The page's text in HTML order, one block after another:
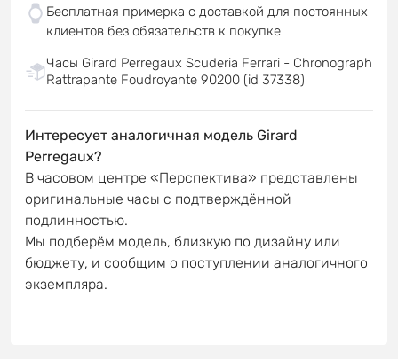
Бесплатная примерка с доставкой для постоянных
клиентов без обязательств к покупке
Часы Girard Perregaux Scuderia Ferrari - Chronograph
Rattrapante Foudroyante 90200 (id 37338)
Интересует аналогичная модель Girard
Perregaux?
В часовом центре «Перспектива» представлены
оригинальные часы с подтверждённой
подлинностью.
Мы подберём модель, близкую по дизайну или
бюджету, и сообщим о поступлении аналогичного
экземпляра.